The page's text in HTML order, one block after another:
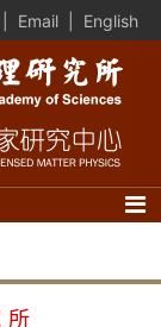
Email English